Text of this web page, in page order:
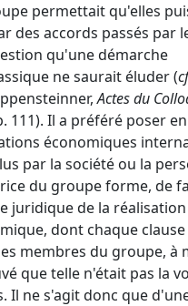
permettait qu'elles
des accords passés par
qu'une démarche
ne saurait éluder (
Actes du
111). Il a préféré poser
économiques
par la société ou la
du groupe forme, de
juridique de la
dont chaque clause
membres du groupe, à
que telle n'était pas la
Il ne s'agit donc que